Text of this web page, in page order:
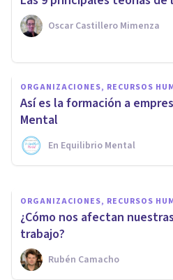
Oscar Castillero Mimenza
ORGANIZACIONES, RECURSOS
Así es la formación a
Mental
En Equilibrio Mental
Apatía laboral:
y cómo superarla
Tomás Santa Cecilia
ORGANIZACIONES, RECURSOS
¿Cómo nos afectan
trabajo?
Rubén Camacho